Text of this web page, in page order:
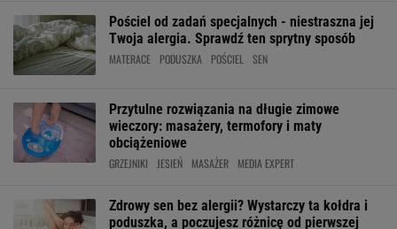
Pościel od zadań specjalnych - niestraszna jej
Twoja alergia. Sprawdź ten sprytny sposób
MATERACE PODUSZKA POŚCIEL SEN
Przytulne rozwiązania na długie zimowe
wieczory: masażery, termofory i maty
obciążeniowe
GRZEJNIKI JESIEŃ MASAŻER MEDIA EXPERT
Zdrowy sen bez alergii? Wystarczy ta kołdra i
poduszka, a poczujesz różnicę od pierwszej